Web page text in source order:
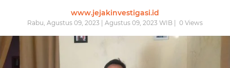
www.jejakinvestigasi.id
Rabu, Agustus 09, 2023 | Agustus 09, 2023 WIB | 0 Views